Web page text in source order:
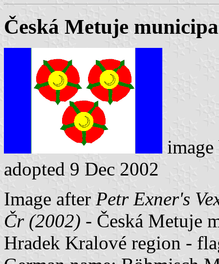
Česká Metuje
adopted 9 Dec 2002
Image after Petr Exner's
Čr (2002) - Česká Metuje
Hradek Kralové region -